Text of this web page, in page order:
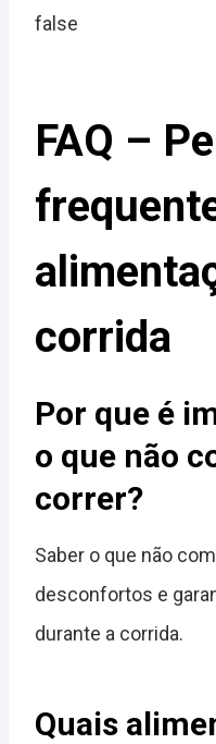
false
FAQ –
corrida
Por que é
o que não
correr?
Saber o que não
desconfortos e
durante a corrida.
Quais